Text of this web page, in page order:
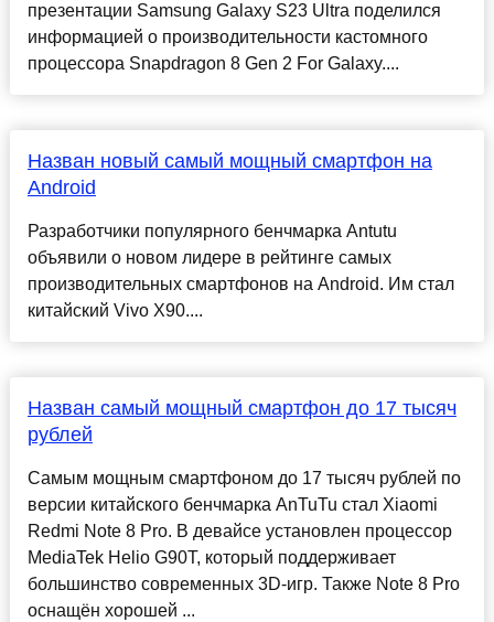
презентации Samsung Galaxy S23 Ultra поделился
информацией о производительности кастомного
процессора Snapdragon 8 Gen 2 For Galaxy....
Назван новый самый мощный смартфон на
Android
Разработчики популярного бенчмарка Antutu
объявили о новом лидере в рейтинге самых
производительных смартфонов на Android. Им стал
китайский Vivo X90....
Назван самый мощный смартфон до 17 тысяч
рублей
Самым мощным смартфоном до 17 тысяч рублей по
версии китайского бенчмарка AnTuTu стал Xiaomi
Redmi Note 8 Pro. В девайсе установлен процессор
MediaTek Helio G90T, который поддерживает
большинство современных 3D-игр. Также Note 8 Pro
оснащён хорошей ...